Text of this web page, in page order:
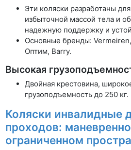
Эти коляски разработаны
избыточной массой тела и
надежную поддержку и
Основные бренды:
Оптим, Barry.
Высокая
Двойная крестовина,
грузоподъемность до 250 кг.
Коляски инвалидные
проходов:
ограниченном